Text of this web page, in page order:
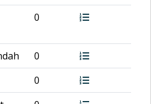
0
0
0